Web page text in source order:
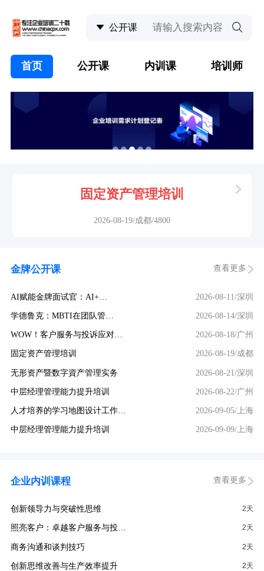
首页 公开课 内训课 培训师
固定资产管理培训
2026-08-19/成都/4800
金牌公开课 查看更多
AI赋能金牌面试官：AI+… 2026-08-11/深圳
学德鲁克：MBTI在团队管… 2026-08-14/深圳
WOW！客户服务与投诉应对… 2026-08-18/广州
固定资产管理培训 2026-08-19/成都
无形资产暨数字資产管理实务 2026-08-21/深圳
中层经理管理能力提升培训 2026-08-22/广州
人才培养的学习地图设计工作… 2026-09-05/上海
中层经理管理能力提升培训 2026-09-09/上海
企业内训课程 查看更多
创新领导力与突破性思维 2天
照亮客户：卓越客户服务与投… 2天
商务沟通和谈判技巧 2天
创新思维改善与生产效率提升 2天